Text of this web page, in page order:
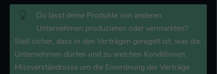
Du lässt deine Produkte von anderen
Unternehmen produzieren oder vermarkten?
Stell sicher, dass in den Verträgen geregelt ist, was die
Unternehmen dürfen und zu welchen Konditionen.
Missverständnisse um die Einordnung der Verträge